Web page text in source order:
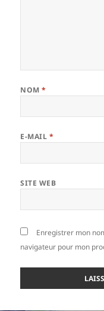
NOM*
E-MAIL *
SITE WEB
Enregistrer mon
navigateur pour mon